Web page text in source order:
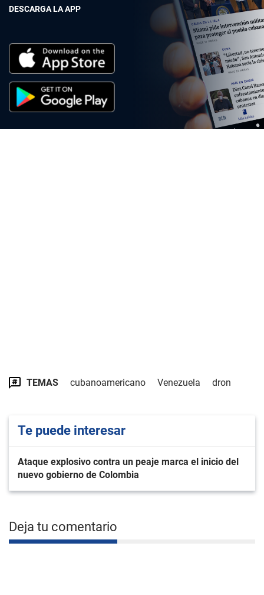
DESCARGA LA APP
TEMAS cubanoamericano Venezuela dron
Te puede interesar
Ataque explosivo contra un peaje marca el inicio del
nuevo gobierno de Colombia
Deja tu comentario